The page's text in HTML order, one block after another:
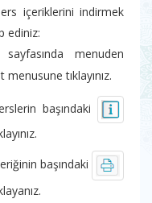
içeriklerini indirmek
ediniz:
menuden
menusune tıklayınız.
başındaki
başındaki